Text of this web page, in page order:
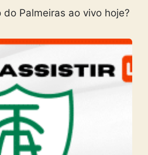
Palmeiras ao vivo hoje?